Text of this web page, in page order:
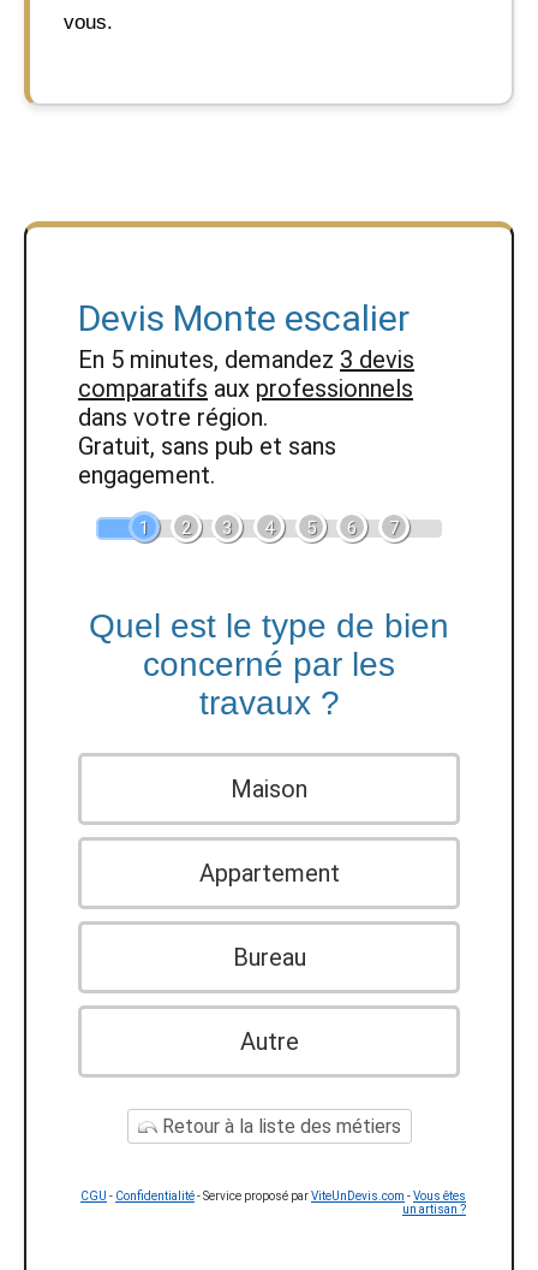
vous.
Devis Monte escalier
En 5 minutes, demandez 3 devis
comparatifs aux professionnels
dans votre région.
Gratuit, sans pub et sans
engagement.
1 2 3 4 5 6 7
Quel est le type de bien
concerné par les
travaux ?
Maison
Appartement
Bureau
Autre
Retour à la liste des métiers
CGU - Confidentialité- Service proposé parViteUnDevis.com -Vous êtes
un artisan ?